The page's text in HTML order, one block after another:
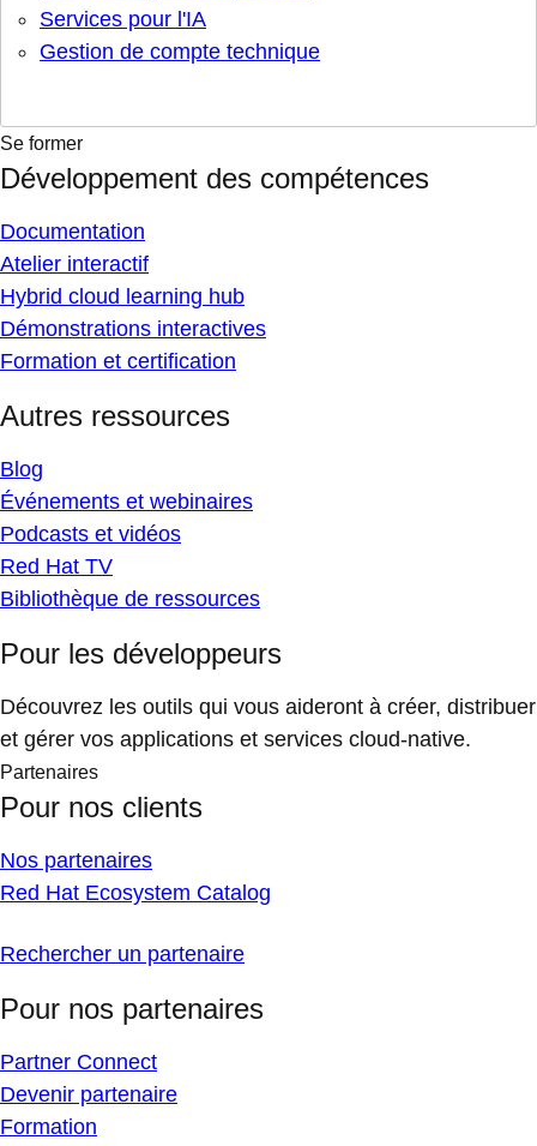
Services pour l'IA
Gestion de compte technique
Se former
Développement des compétences
Documentation
Atelier interactif
Hybrid cloud learning hub
Démonstrations interactives
Formation et certification
Autres ressources
Blog
Événements et webinaires
Podcasts et vidéos
Red Hat TV
Bibliothèque de ressources
Pour les développeurs
Découvrez les outils qui vous aideront à créer, distribuer
et gérer vos applications et services cloud-native.
Partenaires
Pour nos clients
Nos partenaires
Red Hat Ecosystem Catalog
Rechercher un partenaire
Pour nos partenaires
Partner Connect
Devenir partenaire
Formation